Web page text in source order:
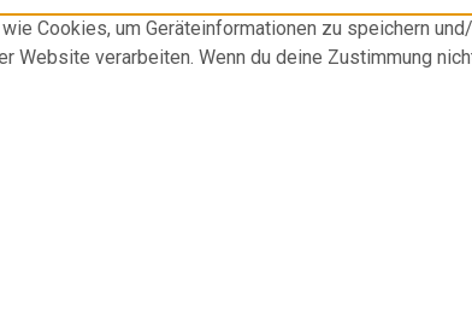
Cookies, um Geräteinformationen zu speichern
Website verarbeiten. Wenn du deine Zustimmung